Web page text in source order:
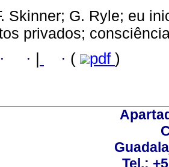
Skinner; G. Ryle; eu
privados;
· · · ( pdf )
Tel.: